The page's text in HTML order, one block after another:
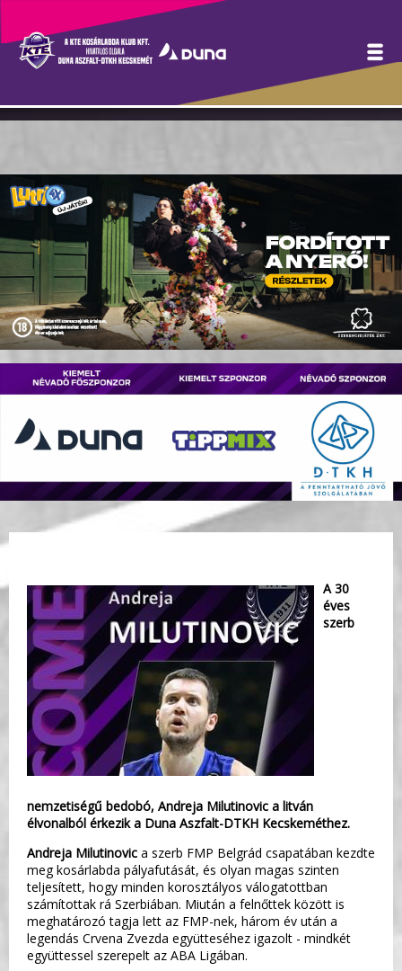
Rutinos bedobó érkezik
Kecskemétre
A 30
éves
szerb
nemzetiségű bedobó, Andreja Milutinovic a litván
élvonalból érkezik a Duna Aszfalt-DTKH Kecskeméthez.
Andreja Milutinovic a szerb FMP Belgrád csapatában kezdte
meg kosárlabda pályafutását, és olyan magas szinten
teljesített, hogy minden korosztályos válogatottban
számítottak rá Szerbiában. Miután a felnőttek között is
meghatározó tagja lett az FMP-nek, három év után a
legendás Crvena Zvezda együtteséhez igazolt - mindkét
együttessel szerepelt az ABA Ligában.